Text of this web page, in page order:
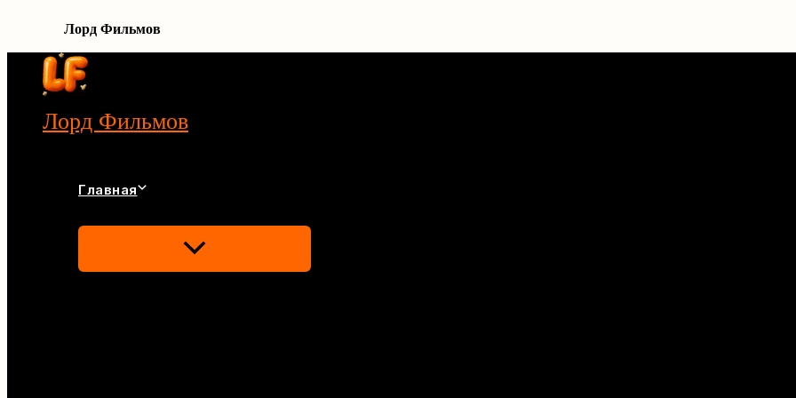
Лорд Фильмов
Перейти
Лорд Фильмов
Главная
Переключатель